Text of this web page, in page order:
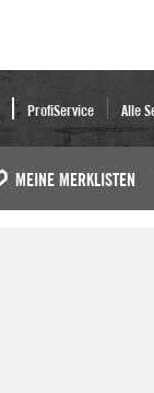
ProfiService Alle
MEINE MERKLISTEN